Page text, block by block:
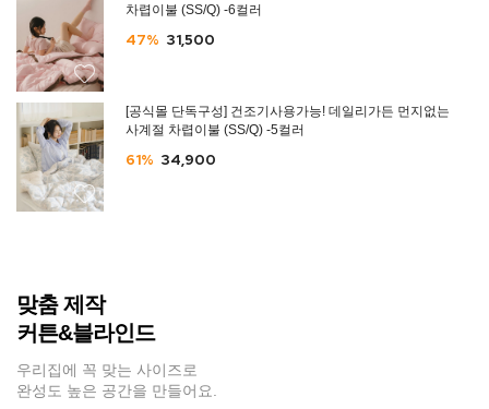
차렵이불 (SS/Q) -6컬러
47% 31,500
[공식몰 단독구성] 건조기사용가능! 데일리가든 먼지없는
사계절 차렵이불 (SS/Q) -5컬러
61% 34,900
맞춤 제작
커튼&블라인드
우리집에 꼭 맞는 사이즈로
완성도 높은 공간을 만들어요.